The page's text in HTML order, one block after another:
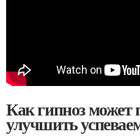
Как гипноз может
улучшить